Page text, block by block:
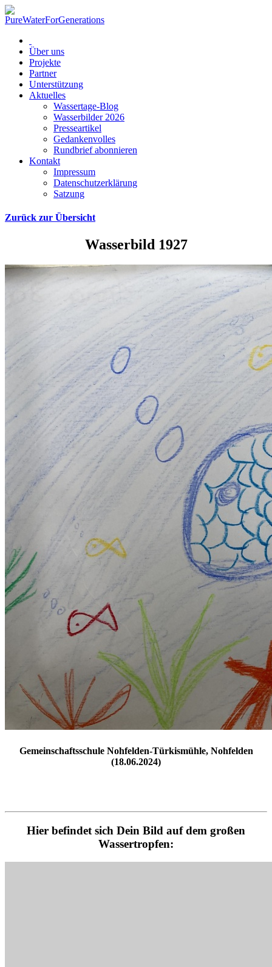
Über uns
Projekte
Partner
Unterstützung
Aktuelles
Wassertage-Blog
Wasserbilder 2026
Presseartikel
Gedankenvolles
Rundbrief abonnieren
Kontakt
Impressum
Datenschutzerklärung
Satzung
Zurück zur Übersicht
Wasserbild 1927
Gemeinschaftsschule Nohfelden-Türkismühle, Nohfelden
(18.06.2024)
Hier befindet sich Dein Bild auf dem großen
Wassertropfen: